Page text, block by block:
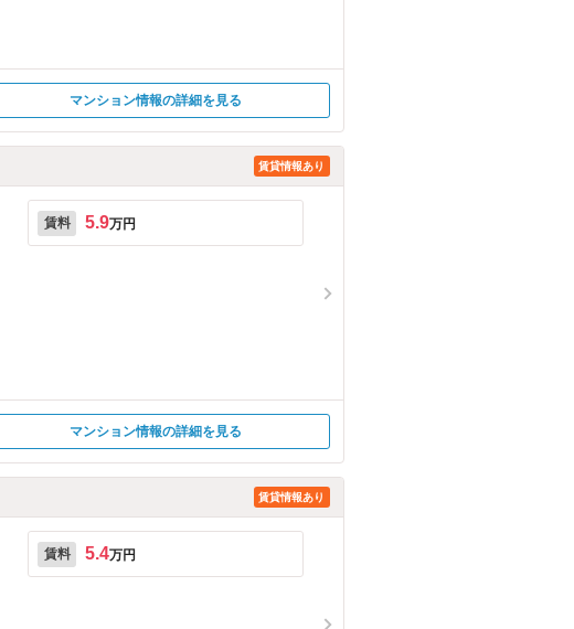
マンション情報の詳細を見る
賃貸情報あり
賃料 5.9万円
マンション情報の詳細を見る
賃貸情報あり
賃料 5.4万円